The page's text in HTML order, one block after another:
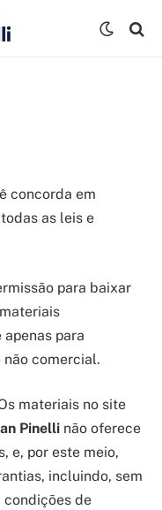
concorda em
as leis e
para baixar
para
comercial.
materiais no site
Pinelli não oferece
e, por este meio,
incluindo, sem
de